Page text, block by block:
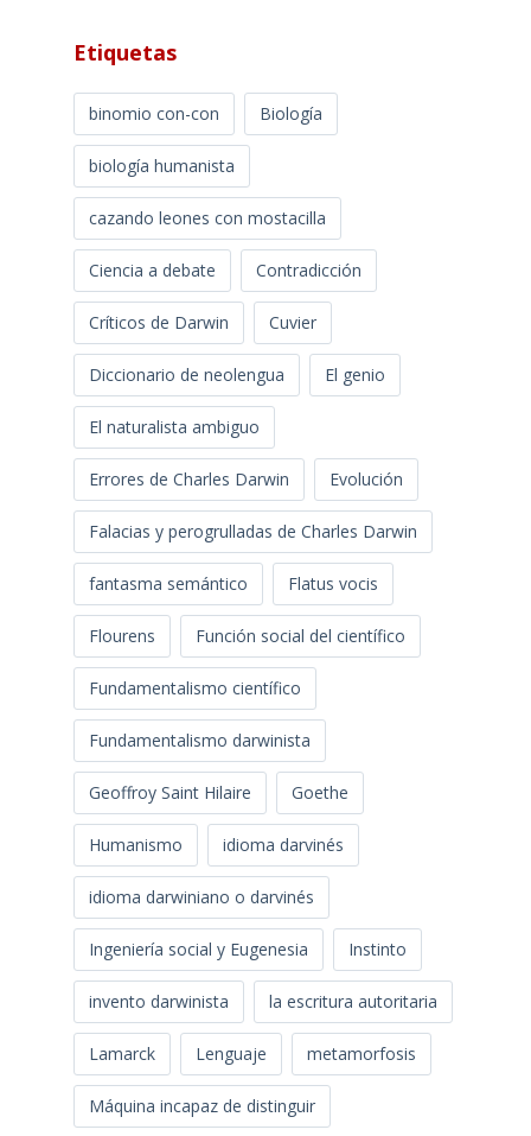
Etiquetas
binomio con-con Biología
biología humanista
cazando leones con mostacilla
Ciencia a debate Contradicción
Críticos de Darwin Cuvier
Diccionario de neolengua El genio
El naturalista ambiguo
Errores de Charles Darwin Evolución
Falacias y perogrulladas de Charles Darwin
fantasma semántico Flatus vocis
Flourens Función social del científico
Fundamentalismo científico
Fundamentalismo darwinista
Geoffroy Saint Hilaire Goethe
Humanismo idioma darvinés
idioma darwiniano o darvinés
Ingeniería social y Eugenesia Instinto
invento darwinista la escritura autoritaria
Lamarck Lenguaje metamorfosis
Máquina incapaz de distinguir